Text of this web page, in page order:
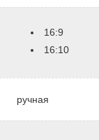
16:9
16:10
ручная